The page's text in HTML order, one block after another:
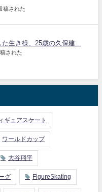
稿された
生き様、25歳の久保建...
された
ギュアスケート
ワールドカップ
大谷翔平
グ FigureSkating